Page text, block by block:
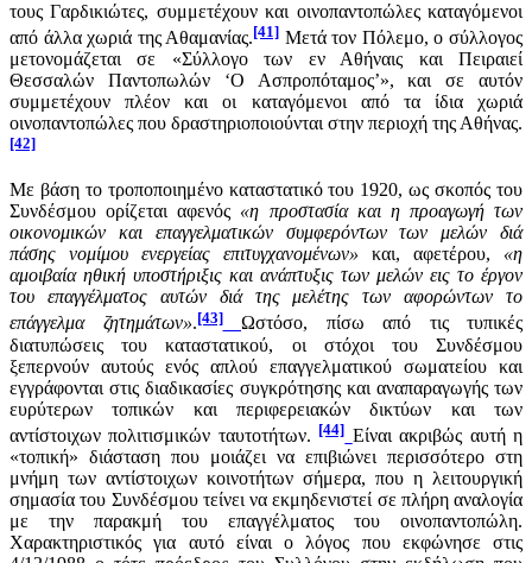
τους Γαρδικιώτες, συμμετέχουν και οινοπαντοπώλες καταγόμενοι
από άλλα χωριά της Αθαμανίας.[41] Μετά τον Πόλεμο, ο σύλλογος
μετονομάζεται σε «Σύλλογο των εν Αθήναις και Πειραιεί
Θεσσαλών Παντοπωλών ‘Ο Ασπροπόταμος’», και σε αυτόν
συμμετέχουν πλέον και οι καταγόμενοι από τα ίδια χωριά
οινοπαντοπώλες που δραστηριοποιούνται στην περιοχή της Αθήνας.
[42]
Με βάση το τροποποιημένο καταστατικό του 1920, ως σκοπός του
Συνδέσμου ορίζεται αφενός «η προστασία και η προαγωγή των
οικονομικών και επαγγελματικών συμφερόντων των μελών διά
πάσης νομίμου ενεργείας επιτυγχανομένων» και, αφετέρου, «η
αμοιβαία ηθική υποστήριξις και ανάπτυξις των μελών εις το έργον
του επαγγέλματος αυτών διά της μελέτης των αφορώντων το
επάγγελμα ζητημάτων».[43]
Ωστόσο, πίσω από τις τυπικές
διατυπώσεις του καταστατικού, οι στόχοι του Συνδέσμου
ξεπερνούν αυτούς ενός απλού επαγγελματικού σωματείου και
εγγράφονται στις διαδικασίες συγκρότησης και αναπαραγωγής των
ευρύτερων τοπικών και περιφερειακών δικτύων και των
αντίστοιχων πολιτισμικών ταυτοτήτων. [44] Είναι ακριβώς αυτή η
«τοπική» διάσταση που μοιάζει να επιβιώνει περισσότερο στη
μνήμη των αντίστοιχων κοινοτήτων σήμερα, που η λειτουργική
σημασία του Συνδέσμου τείνει να εκμηδενιστεί σε πλήρη αναλογία
με την παρακμή του επαγγέλματος του οινοπαντοπώλη.
Χαρακτηριστικός για αυτό είναι ο λόγος που εκφώνησε στις